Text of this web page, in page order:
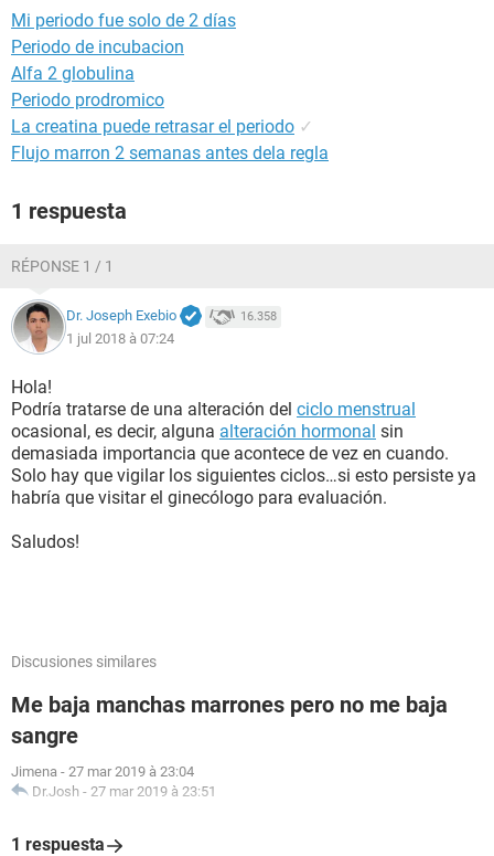
Mi periodo fue solo de 2 días
Periodo de incubacion
Alfa 2 globulina
Periodo prodromico
La creatina puede retrasar el periodo ✓
Flujo marron 2 semanas antes dela regla
1 respuesta
RÉPONSE 1 / 1
Dr. Joseph Exebio 16.358
1 jul 2018 à 07:24
Hola!
Podría tratarse de una alteración del ciclo menstrual
ocasional, es decir, alguna alteración hormonal sin
demasiada importancia que acontece de vez en cuando.
Solo hay que vigilar los siguientes ciclos…si esto persiste ya
habría que visitar el ginecólogo para evaluación.
Saludos!
Discusiones similares
Me baja manchas marrones pero no me baja
sangre
Jimena - 27 mar 2019 à 23:04
Dr.Josh - 27 mar 2019 à 23:51
1 respuesta